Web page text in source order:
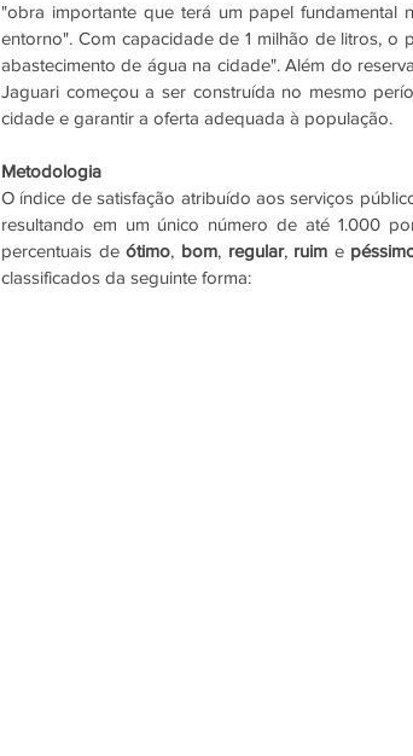
"obra importante que terá um papel
entorno". Com capacidade de 1 milhão de litros,
abastecimento de água na cidade". Além do
Jaguari começou a ser construída no mesmo
cidade e garantir a oferta adequada à população.
Metodologia
O índice de satisfação atribuído aos serviços
resultando em um único número de até 1.000
percentuais de ótimo, bom, regular, ruim e
classificados da seguinte forma: